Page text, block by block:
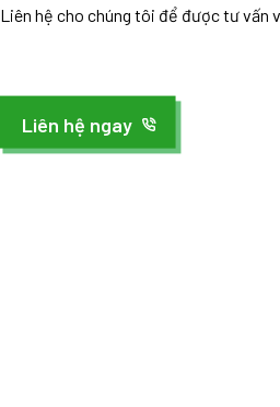
Liên hệ cho chúng tôi để được tư vấn
Liên hệ ngay